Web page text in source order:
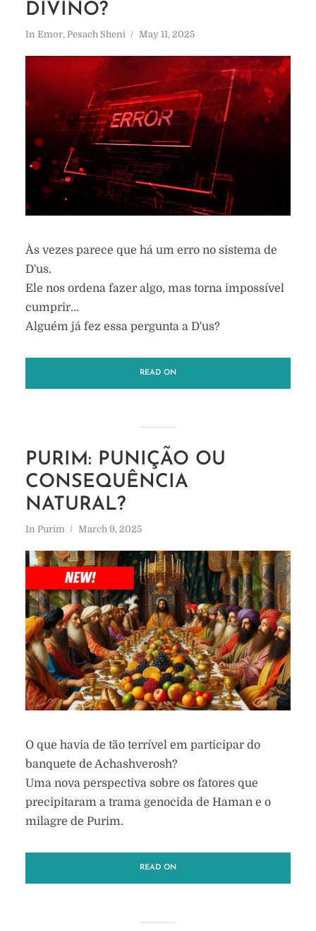
DIVINO?
In Emor, Pesach Sheni May 11, 2025
Às vezes parece que há um erro no sistema de
D'us.
Ele nos ordena fazer algo, mas torna impossível
cumprir...
Alguém já fez essa pergunta a D'us?
READ ON
PURIM: PUNIÇÃO OU
CONSEQUÊNCIA
NATURAL?
In Purim March 9, 2025
O que havia de tão terrível em participar do
banquete de Achashverosh?
Uma nova perspectiva sobre os fatores que
precipitaram a trama genocida de Haman e o
milagre de Purim.
READ ON